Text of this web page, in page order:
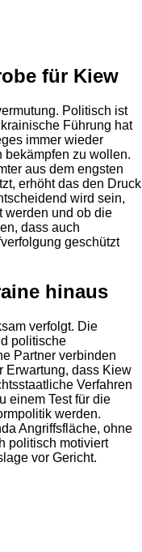
für Kiew
Politisch ist
Führung hat
immer wieder
bekämpfen zu wollen.
aus dem engsten
erhöht das den Druck
wird sein,
werden und ob die
dass auch
geschützt
hinaus
verfolgt. Die
politische
Partner verbinden
Erwartung, dass Kiew
Verfahren
einem Test für die
werden.
Angriffsfläche, ohne
politisch motiviert
vor Gericht.